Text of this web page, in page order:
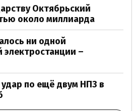
Октябрьский
около миллиарда
ни одной
–
удар по ещё двум НПЗ в